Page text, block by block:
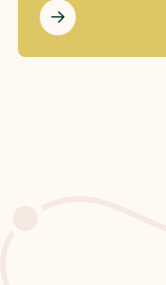
Les mer